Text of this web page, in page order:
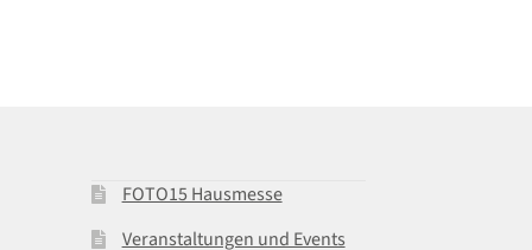
FOTO15 Hausmesse
Veranstaltungen und Events